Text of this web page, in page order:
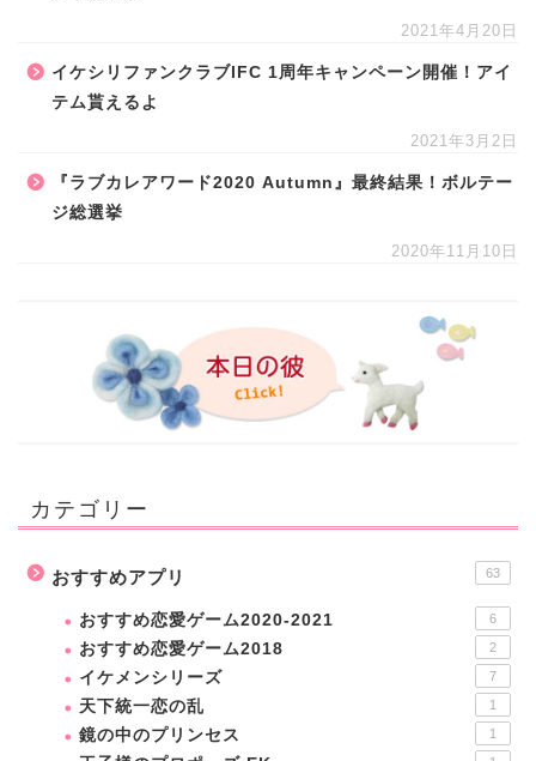
2021年4月20日
イケシリファンクラブIFC 1周年キャンペーン開催！アイ
テム貰えるよ
2021年3月2日
『ラブカレアワード2020 Autumn』最終結果！ボルテー
ジ総選挙
2020年11月10日
カテゴリー
おすすめアプリ 63
おすすめ恋愛ゲーム2020-2021 6
おすすめ恋愛ゲーム2018 2
イケメンシリーズ 7
天下統一恋の乱 1
鏡の中のプリンセス 1